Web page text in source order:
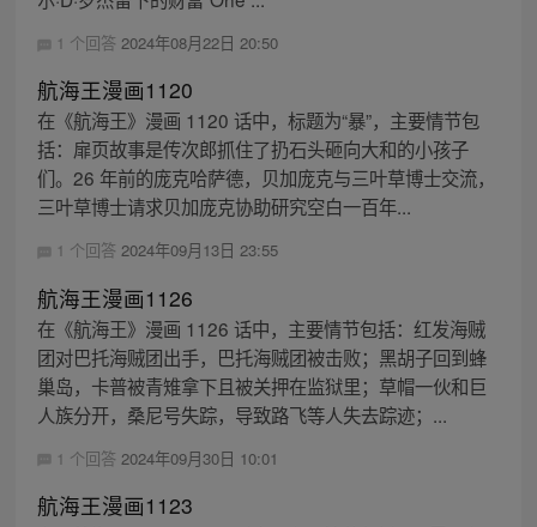
1 个回答 2024年08月22日 20:50
航海王漫画1120
在《航海王》漫画 1120 话中，标题为“暴”，主要情节包
括：扉页故事是传次郎抓住了扔石头砸向大和的小孩子
们。26 年前的庞克哈萨德，贝加庞克与三叶草博士交流，
三叶草博士请求贝加庞克协助研究空白一百年...
1 个回答 2024年09月13日 23:55
航海王漫画1126
在《航海王》漫画 1126 话中，主要情节包括：红发海贼
团对巴托海贼团出手，巴托海贼团被击败；黑胡子回到蜂
巢岛，卡普被青雉拿下且被关押在监狱里；草帽一伙和巨
人族分开，桑尼号失踪，导致路飞等人失去踪迹；...
1 个回答 2024年09月30日 10:01
航海王漫画1123